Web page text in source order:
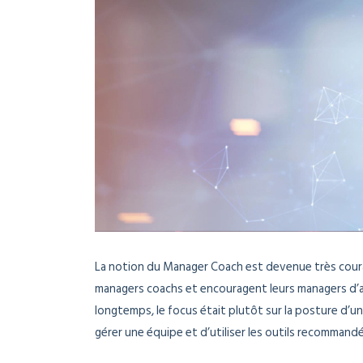
La notion du Manager Coach est devenue très
managers coachs et encouragent leurs managers
longtemps, le focus était plutôt sur la posture
gérer une équipe et d’utiliser les outils